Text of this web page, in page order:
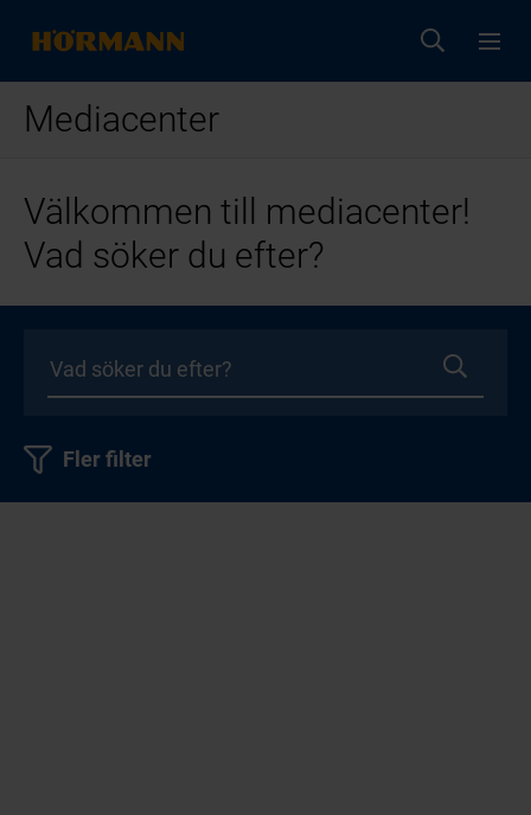
Mediacenter
Välkommen till mediacenter!
Vad söker du efter?
Fler filter